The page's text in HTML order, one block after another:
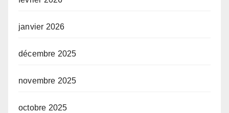
janvier 2026
décembre 2025
novembre 2025
octobre 2025